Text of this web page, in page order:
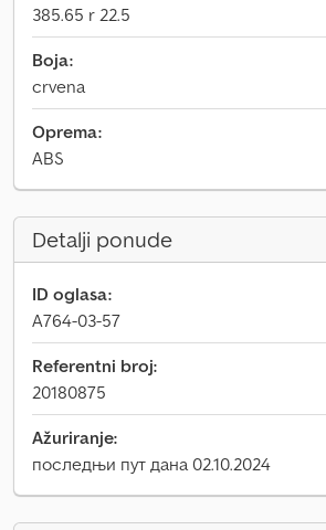
385.65 r 22.5
Boja:
crvena
Oprema:
ABS
Detalji ponude
ID oglasa:
A764-03-57
Referentni broj:
20180875
Ažuriranje:
последњи пут дана 02.10.2024